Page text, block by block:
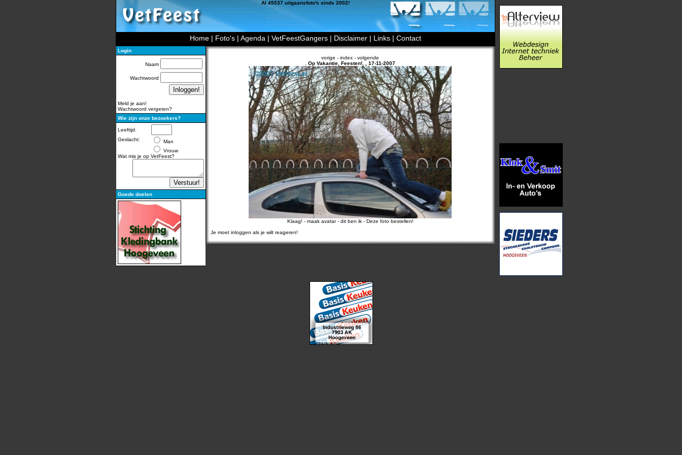
Al 45537 uitgaansfoto's sinds 2002!
Home | Foto's | Agenda | VetFeestGangers | Disclaimer | Links | Contact
Login
Naam
Wachtwoord
Meld je aan!
Wachtwoord vergeten?
Wie zijn onze bezoekers?
Leeftijd:
Geslacht:
Man
Vrouw
Wat mis je op VetFeest?
Goede doelen
vorige - index - volgende
Op Vakantie, Feesten! 17-11-2007
Klaag! - maak avatar- dit ben ik- Deze foto bestellen!
Je moet inloggen als je wilt reageren!